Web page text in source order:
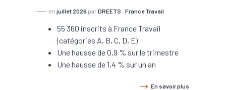
en juillet 2026 par DREETS ; France Travail
55 360 inscrits à France Travail
(catégories A, B, C, D, E)
Une hausse de 0,9 % sur le trimestre
Une hausse de 1,4 % sur un an
En savoir plus